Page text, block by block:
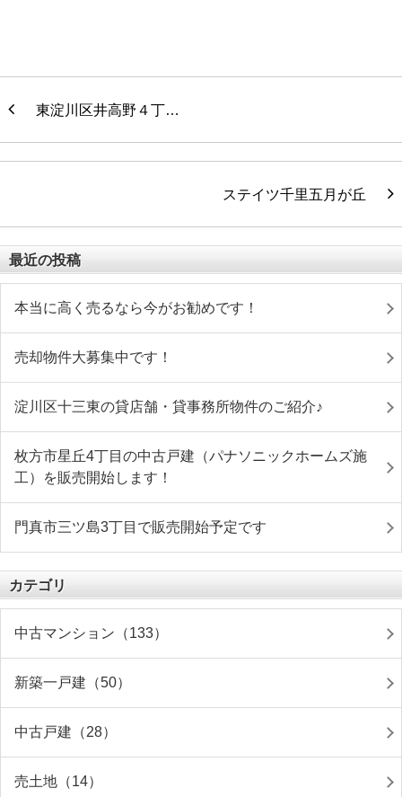
東淀川区井高野４丁…
ステイツ千里五月が丘
最近の投稿
本当に高く売るなら今がお勧めです！
売却物件大募集中です！
淀川区十三東の貸店舗・貸事務所物件のご紹介♪
枚方市星丘4丁目の中古戸建（パナソニックホームズ施
工）を販売開始します！
門真市三ツ島3丁目で販売開始予定です
カテゴリ
中古マンション（133）
新築一戸建（50）
中古戸建（28）
売土地（14）